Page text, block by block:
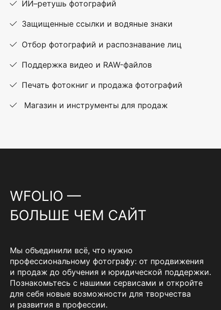
ИИ–ретушь фотографий
Защищенные ссылки и водяные знаки
Отбор фотографий и распознавание лиц
Поддержка видео и RAW-файлов
Печать фотокниг и продажа фотографий
Магазин и инструменты для продаж
WFOLIO —
БОЛЬШЕ ЧЕМ САЙТ
Мы объединили всё, что нужно
профессиональному фотографу: от продвижения
и продаж до обучения и юридической поддержки.
Познакомьтесь с нашими сервисами и откройте
для себя новые возможности для творчества
и развития в профессии.